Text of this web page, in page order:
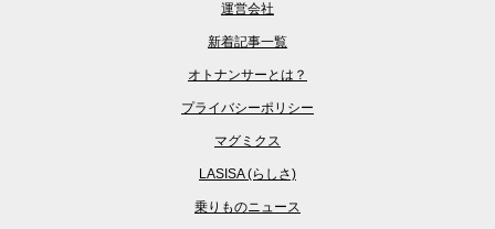
運営会社
新着記事一覧
オトナンサーとは？
プライバシーポリシー
マグミクス
LASISA (らしさ)
乗りものニュース